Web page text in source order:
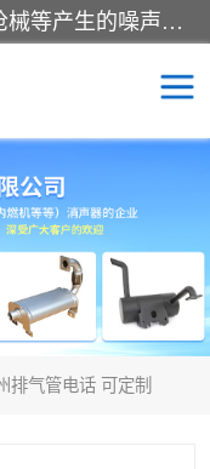
消音器主要用于降低机械设备或枪械等产生的噪声。它通过阻尼或增加排气面积来降低排气速度和功率，从而降低噪声。常见的消音器类型包括阻性消声器、抗性消声器、共振消声器以及阻抗复合式消声器等。这些消音器各有特点，适用于不同频率的噪声消除。
排气管电话 可定制